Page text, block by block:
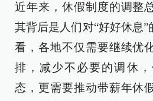
近年来，休假制度的调整
其背后是人们对“好好休息
看，各地不仅需要继续优
排，减少不必要的调休
态，更需要推动带薪年休